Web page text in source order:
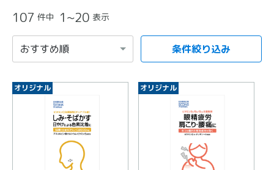
107 件中 1~20 表示
項目を選択すると自動的に内容が更新されます。
条件絞り込み
オリジナル オリジナル